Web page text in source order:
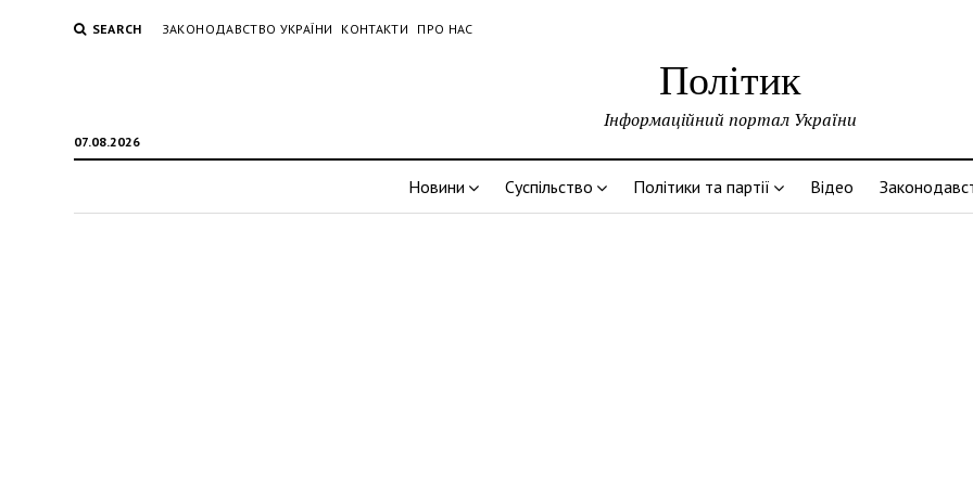
SEARCH ЗАКОНОДАВСТВО УКРАЇНИ КОНТАКТИ ПРО НАС
Політик
07.08.2026
Інформаційний портал України
Новини Суспільство Політики та партії Відео